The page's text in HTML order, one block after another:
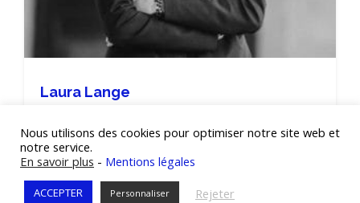
Laura Lange
La Minute Philo sur TLM, prix "innovation" du jeune
entrepreneur
Nous utilisons des cookies pour optimiser notre site web et
notre service.
En savoir plus - Mentions légales
ACCEPTER Personnaliser Rejeter